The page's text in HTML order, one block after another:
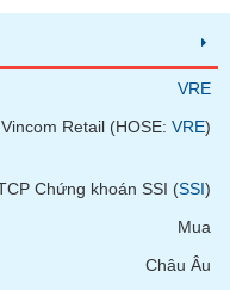
VRE
Retail (HOSE: VRE)
Chứng khoán SSI (SSI)
Mua
Châu Âu